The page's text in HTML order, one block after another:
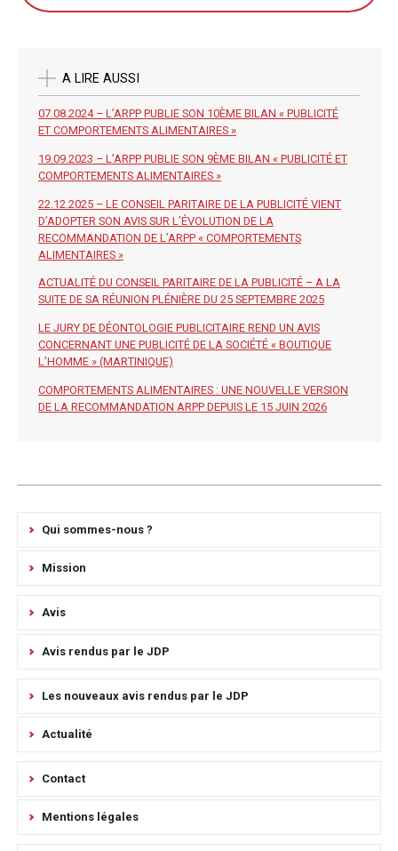
A LIRE AUSSI
07.08.2024 – L’ARPP PUBLIE SON 10ÈME BILAN « PUBLICITÉ
ET COMPORTEMENTS ALIMENTAIRES »
19.09.2023 – L’ARPP PUBLIE SON 9ÈME BILAN « PUBLICITÉ ET
COMPORTEMENTS ALIMENTAIRES »
22.12.2025 – LE CONSEIL PARITAIRE DE LA PUBLICITÉ VIENT
D’ADOPTER SON AVIS SUR L’ÉVOLUTION DE LA
RECOMMANDATION DE L’ARPP « COMPORTEMENTS
ALIMENTAIRES »
ACTUALITÉ DU CONSEIL PARITAIRE DE LA PUBLICITÉ – A LA
SUITE DE SA RÉUNION PLÉNIÈRE DU 25 SEPTEMBRE 2025
LE JURY DE DÉONTOLOGIE PUBLICITAIRE REND UN AVIS
CONCERNANT UNE PUBLICITÉ DE LA SOCIÉTÉ « BOUTIQUE
L’HOMME » (MARTINIQUE)
COMPORTEMENTS ALIMENTAIRES : UNE NOUVELLE VERSION
DE LA RECOMMANDATION ARPP DEPUIS LE 15 JUIN 2026
Qui sommes-nous ?
Mission
Avis
Avis rendus par le JDP
Les nouveaux avis rendus par le JDP
Actualité
Contact
Mentions légales